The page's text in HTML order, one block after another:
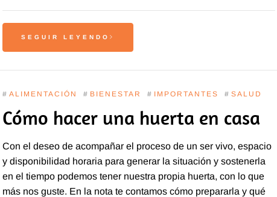
SEGUIR LEYENDO
# ALIMENTACIÓN # BIENESTAR # IMPORTANTES # SALUD
Cómo hacer una huerta en casa
Con el deseo de acompañar el proceso de un ser vivo, espacio
y disponibilidad horaria para generar la situación y sostenerla
en el tiempo podemos tener nuestra propia huerta, con lo que
más nos guste. En la nota te contamos cómo prepararla y qué